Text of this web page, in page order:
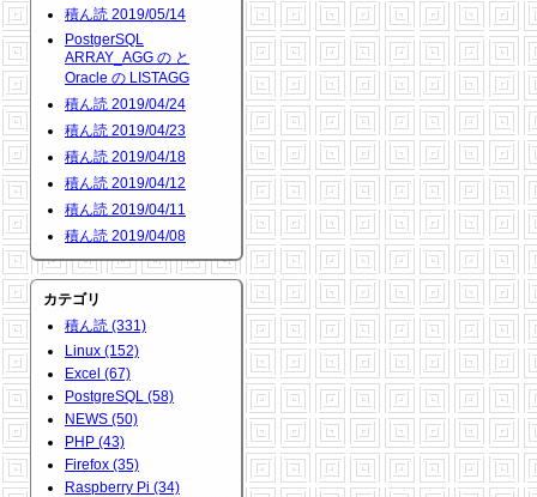
積ん読 2019/05/14
PostgerSQL
ARRAY_AGG の と
Oracle の LISTAGG
積ん読 2019/04/24
積ん読 2019/04/23
積ん読 2019/04/18
積ん読 2019/04/12
積ん読 2019/04/11
積ん読 2019/04/08
カテゴリ
積ん読 (331)
Linux (152)
Excel (67)
PostgreSQL (58)
NEWS (50)
PHP (43)
Firefox (35)
Raspberry Pi (34)